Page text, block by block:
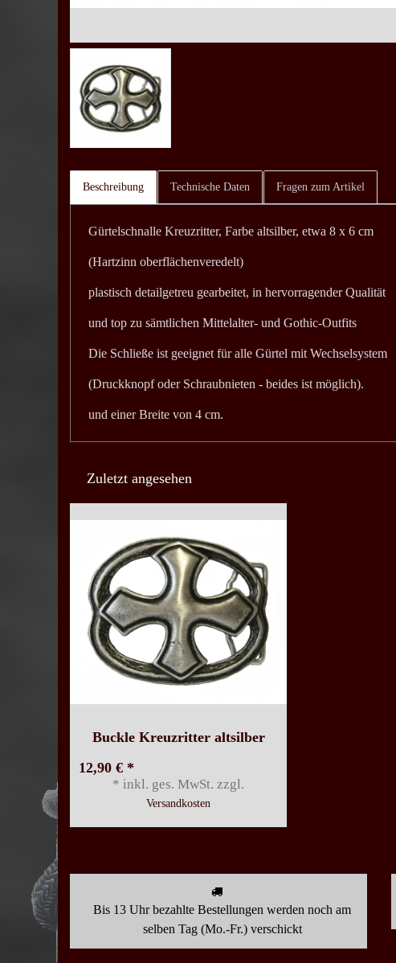
Beschreibung Technische Daten Fragen zum Artikel
Gürtelschnalle Kreuzritter, Farbe altsilber, etwa 8 x 6 cm
(Hartzinn oberflächenveredelt)
plastisch detailgetreu gearbeitet, in hervorragender Qualität
und top zu sämtlichen Mittelalter- und Gothic-Outfits
Die Schließe ist geeignet für alle Gürtel mit Wechselsystem
(Druckknopf oder Schraubnieten - beides ist möglich).
und einer Breite von 4 cm.
Zuletzt angesehen
Buckle Kreuzritter altsilber
12,90 € *
* inkl. ges. MwSt. zzgl.
Versandkosten
Bis 13 Uhr bezahlte Bestellungen werden noch am
selben Tag (Mo.-Fr.) verschickt